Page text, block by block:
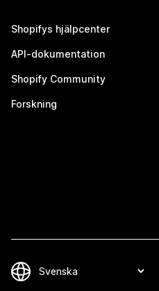
Shopifys hjälpcenter
API-dokumentation
Shopify Community
Forskning